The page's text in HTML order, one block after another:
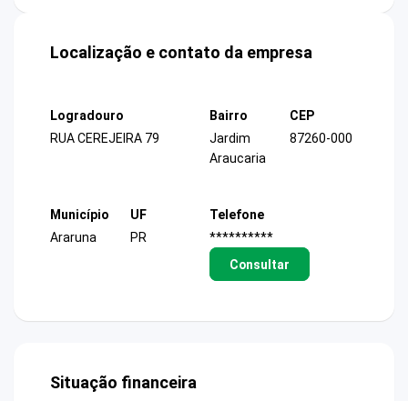
Localização e contato da empresa
Logradouro
RUA CEREJEIRA 79
Bairro
Jardim
Araucaria
CEP
87260-000
Município
Araruna
UF
PR
Telefone
**********
Consultar
Situação financeira